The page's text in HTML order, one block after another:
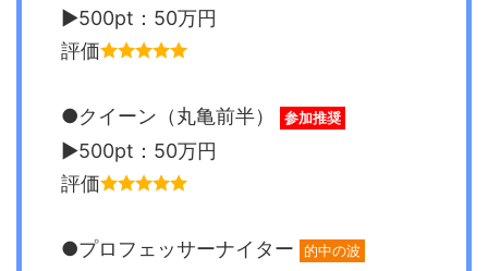
▶︎500pt：50万円
評価
●クイーン（丸亀前半） 参加推奨
▶︎500pt：50万円
評価
●プロフェッサーナイター 的中の波